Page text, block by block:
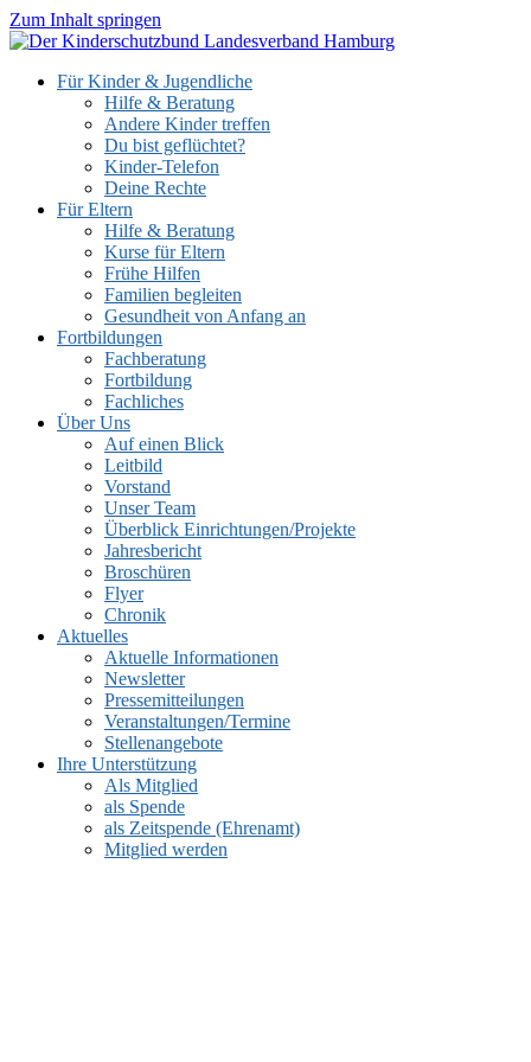
Zum Inhalt springen
Für Kinder & Jugendliche
Hilfe & Beratung
Andere Kinder treffen
Du bist geflüchtet?
Kinder-Telefon
Deine Rechte
Für Eltern
Hilfe & Beratung
Kurse für Eltern
Frühe Hilfen
Familien begleiten
Gesundheit von Anfang an
Fortbildungen
Fachberatung
Fortbildung
Fachliches
Über Uns
Auf einen Blick
Leitbild
Vorstand
Unser Team
Überblick Einrichtungen/Projekte
Jahresbericht
Broschüren
Flyer
Chronik
Aktuelles
Aktuelle Informationen
Newsletter
Pressemitteilungen
Veranstaltungen/Termine
Stellenangebote
Ihre Unterstützung
Als Mitglied
als Spende
als Zeitspende (Ehrenamt)
Mitglied werden